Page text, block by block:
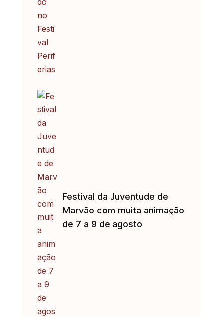
Festival da Juventude de
Marvão com muita animação
de 7 a 9 de agosto